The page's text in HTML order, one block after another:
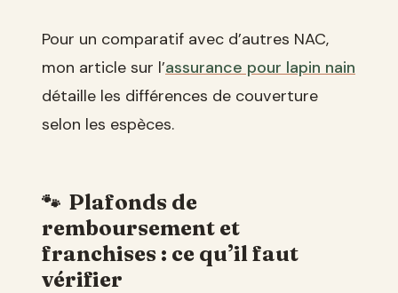
Pour un comparatif avec d’autres NAC,
mon article sur l’assurance pour lapin nain
détaille les différences de couverture
selon les espèces.
Plafonds de
remboursement et
franchises : ce qu’il faut
vérifier